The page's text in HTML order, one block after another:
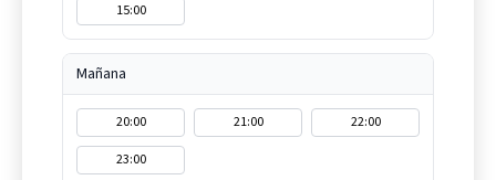
15:00
Mañana
20:00 21:00
22:00
23:00